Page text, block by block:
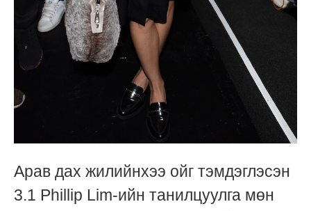
Арав дах жилийнхээ ойг тэмдэглэсэн
3.1 Phillip Lim-ийн танилцуулга мөн